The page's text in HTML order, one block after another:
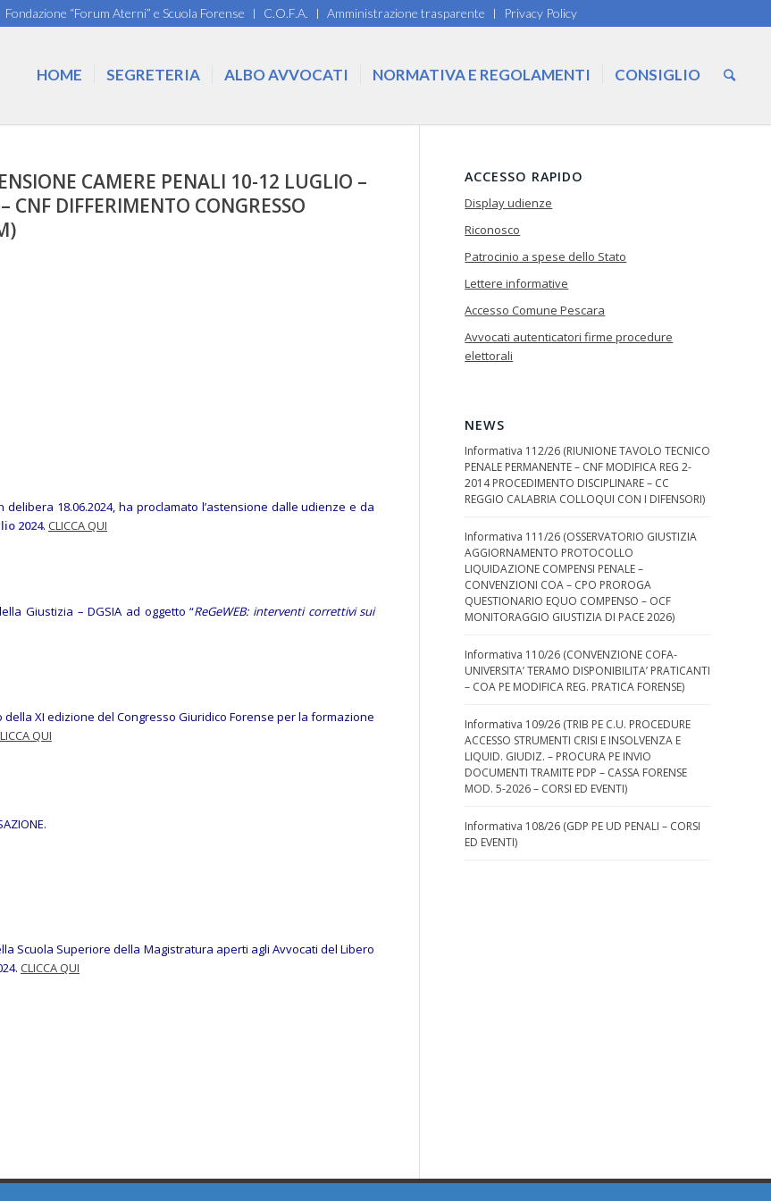
Fondazione “Forum Aterni” e Scuola Forense C.O.F.A. Amministrazione trasparente Privacy Policy
HOME SEGRETERIA ALBO AVVOCATI NORMATIVA E REGOLAMENTI CONSIGLIO
CAMERE PENALI 10-12 LUGLIO –
DIFFERIMENTO CONGRESSO
18.06.2024, ha proclamato l’astensione dalle udienze e da
2024. CLICCA QUI
Giustizia – DGSIA ad oggetto “ReGeWEB: interventi correttivi sui
XI edizione del Congresso Giuridico Forense per la formazione
QUI
Scuola Superiore della Magistratura aperti agli Avvocati del Libero
CLICCA QUI
ACCESSO RAPIDO
Display udienze
Riconosco
Patrocinio a spese dello Stato
Lettere informative
Accesso Comune Pescara
Avvocati autenticatori firme procedure
elettorali
NEWS
Informativa 112/26 (RIUNIONE TAVOLO TECNICO
PENALE PERMANENTE – CNF MODIFICA REG 2-
2014 PROCEDIMENTO DISCIPLINARE – CC
REGGIO CALABRIA COLLOQUI CON I DIFENSORI)
Informativa 111/26 (OSSERVATORIO GIUSTIZIA
AGGIORNAMENTO PROTOCOLLO
LIQUIDAZIONE COMPENSI PENALE –
CONVENZIONI COA – CPO PROROGA
QUESTIONARIO EQUO COMPENSO – OCF
MONITORAGGIO GIUSTIZIA DI PACE 2026)
Informativa 110/26 (CONVENZIONE COFA-
UNIVERSITA’ TERAMO DISPONIBILITA’ PRATICANTI
– COA PE MODIFICA REG. PRATICA FORENSE)
Informativa 109/26 (TRIB PE C.U. PROCEDURE
ACCESSO STRUMENTI CRISI E INSOLVENZA E
LIQUID. GIUDIZ. – PROCURA PE INVIO
DOCUMENTI TRAMITE PDP – CASSA FORENSE
MOD. 5-2026 – CORSI ED EVENTI)
Informativa 108/26 (GDP PE UD PENALI – CORSI
ED EVENTI)